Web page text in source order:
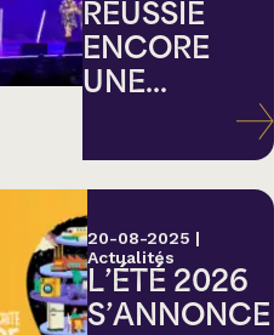
RÉUSSIE
ENCORE
UNE...
20-08-2025 |
Actualités
L’ÉTÉ 2026
S’ANNONCE